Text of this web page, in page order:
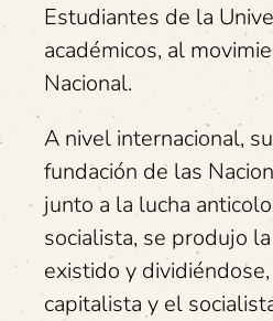
Estudiantes de la
académicos, al
Nacional.
A nivel internacional,
fundación de las
junto a la lucha
socialista, se produjo
existido y
capitalista y el